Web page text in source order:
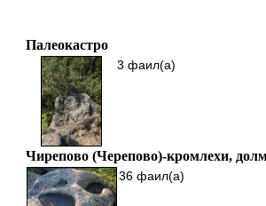
Палеокастро
3 фаил(а)
Чирепово (Черепово)-кромлехи,
36 фаил(а)